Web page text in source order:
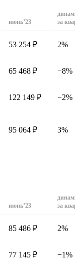
июнь’23
за
53 254 ₽ 2%
65 468 ₽ −8%
122 149 ₽ −2%
95 064 ₽ 3%
июнь’23
за
85 486 ₽ 2%
77 145 ₽ −1%